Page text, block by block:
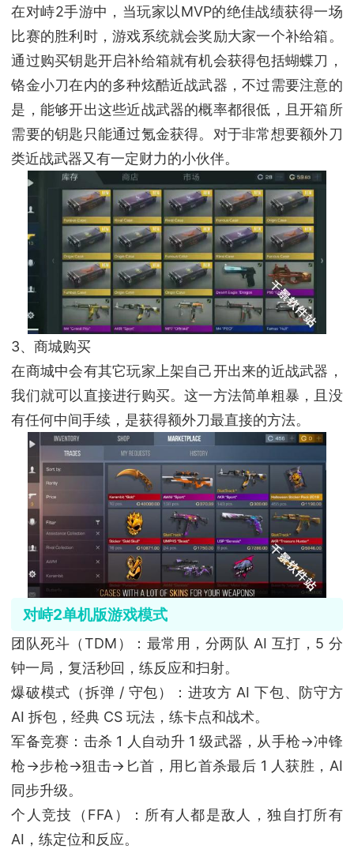
在对峙2手游中，当玩家以MVP的绝佳战绩获得一场
比赛的胜利时，游戏系统就会奖励大家一个补给箱。
通过购买钥匙开启补给箱就有机会获得包括蝴蝶刀，
铬金小刀在内的多种炫酷近战武器，不过需要注意的
是，能够开出这些近战武器的概率都很低，且开箱所
需要的钥匙只能通过氪金获得。对于非常想要额外刀
类近战武器又有一定财力的小伙伴。
3、商城购买
在商城中会有其它玩家上架自己开出来的近战武器，
我们就可以直接进行购买。这一方法简单粗暴，且没
有任何中间手续，是获得额外刀最直接的方法。
对峙2单机版游戏模式
团队死斗（TDM）：最常用，分两队 AI 互打，5 分
钟一局，复活秒回，练反应和扫射。
爆破模式（拆弹 / 守包）：进攻方 AI 下包、防守方
AI 拆包，经典 CS 玩法，练卡点和战术。
军备竞赛：击杀 1 人自动升 1 级武器，从手枪→冲锋
枪→步枪→狙击→匕首，用匕首杀最后 1 人获胜，AI
同步升级。
个人竞技（FFA）：所有人都是敌人，独自打所有
AI，练定位和反应。